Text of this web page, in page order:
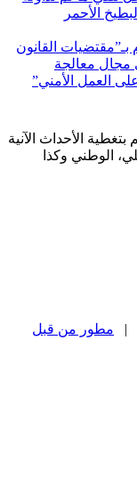
الأحمر
القانون
مجال معالجة
العمل الأمني”
الأحداث الآنية
الوطني وكذا
مطور من قبل